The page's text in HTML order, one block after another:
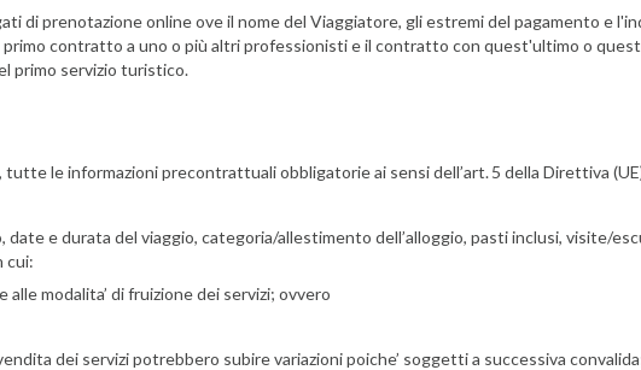
prenotazione online ove il nome del Viaggiatore, gli estremi del pagamento e
contratto a uno o più altri professionisti e il contratto con quest'ultimo o
primo servizio turistico.
le informazioni precontrattuali obbligatorie ai sensi dell’art.5 della Direttiva
date e durata del viaggio, categoria/allestimento dell’alloggio, pasti inclusi, visite/
cui:
modalita’ di fruizione dei servizi; ovvero
dei servizi potrebbero subire variazioni poiche’ soggetti a successiva